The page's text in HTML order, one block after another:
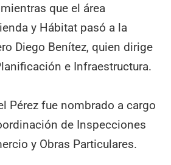
que el área
y Hábitat pasó a la
Diego Benítez, quien dirige
e Infraestructura.
Pérez fue nombrado a cargo
de Inspecciones
y Obras Particulares.